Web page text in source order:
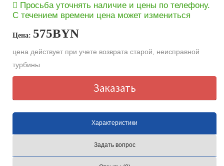
Просьба уточнять наличие и цены по телефону.
С течением времени цена может измениться
Цена: 575BYN
цена действует при учете возврата старой, неисправной
турбины
Заказать
Характеристики
Задать вопрос